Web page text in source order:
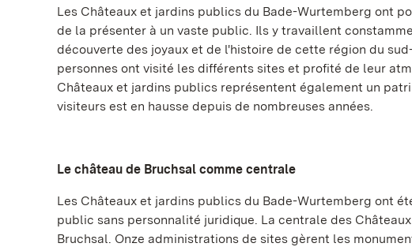
Les Châteaux et jardins publics du Bade-Wurtemberg ont
de la présenter à un vaste public. Ils y travaillent
découverte des joyaux et de l'histoire de cette région du
personnes ont visité les différents sites et profité de leur
Châteaux et jardins publics représentent également un
visiteurs est en hausse depuis de nombreuses années.
Le château de Bruchsal comme centrale
Les Châteaux et jardins publics du Bade-Wurtemberg ont
public sans personnalité juridique. La centrale des
Bruchsal. Onze administrations de sites gèrent les